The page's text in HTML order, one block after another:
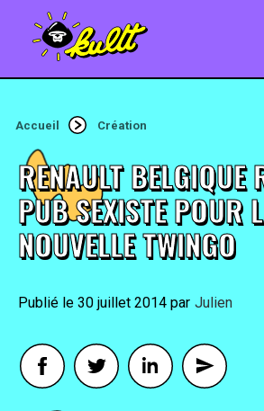
MUSIQUE
CRÉATION
ART
JEUX-VIDÉO
VINTAGE
Accueil Création
RENAULT BELGIQUE
PUB SEXISTE POUR
NOUVELLE TWINGO
30 juillet 2014 By Julien